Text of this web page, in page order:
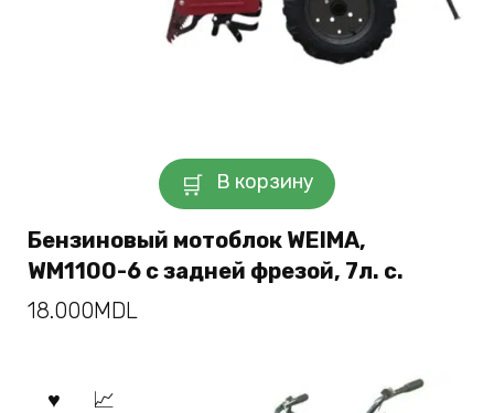
В корзину
Бензиновый мотоблок WEIMA,
WM1100-6 с задней фрезой, 7л. с.
18.000MDL